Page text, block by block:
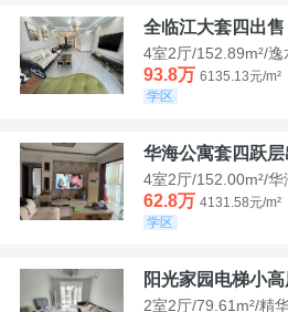
全临江大套四出售
4室2厅/152.89m²/逸
93.8万 6135.13元/m²
学区
华海公寓套四跃层
4室2厅/152.00m²/华
62.8万 4131.58元/m²
学区
阳光家园电梯小高
2室2厅/79.61m²/精